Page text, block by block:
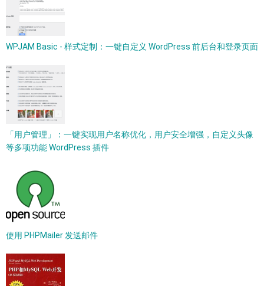
WPJAM Basic - 样式定制：一键自定义 WordPress 前后台和登录页面
「用户管理」：一键实现用户名称优化，用户安全增强，自定义头像
等多项功能 WordPress 插件
使用 PHPMailer 发送邮件